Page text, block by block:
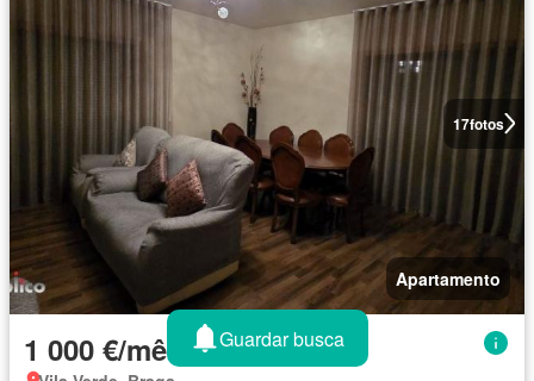
17fotos
Apartamento
1 000 €/mês Guardar busca